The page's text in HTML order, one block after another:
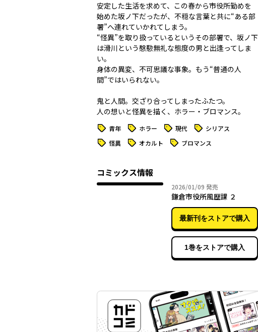
安定した生活を求めて、この春から市役所勤めを
始めた坂ノ下だったが、不穏な言葉と共に“ある部
署”へ連れていかれてしまう。
“怪異”を取り扱っているというその部署で、坂ノ下
は滑川という慇懃無礼な態度の男と出逢ってしま
い――。
身体の異変、不可思議な事象。もう“普通の人
間”ではいられない。
鬼と人間。交ざり合ってしまったふたつ。
人の想いと怪異を描く、ホラー・ブロマンス。
タグ 青年 タグ ホラー タグ 現代 タグ シリアス
タグ 怪異 タグ オカルト タグ ブロマンス
コミックス情報
2026/01/09 2026年01月09日
発売
鎌倉市役所風歴課 ２
最新刊をストアで購入
1巻をストアで購入